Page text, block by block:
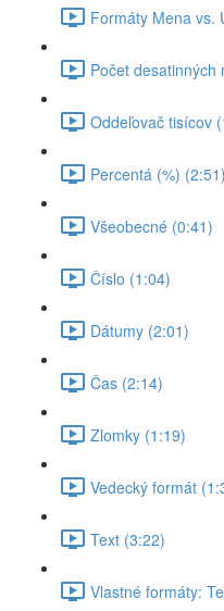
Formáty Mena vs.
Počet desatinných
Oddeľovač tisícov
Percentá (%) (2:51)
Všeobecné (0:41)
Číslo (1:04)
Dátumy (2:01)
Čas (2:14)
Zlomky (1:19)
Vedecký formát
Text (3:22)
Vlastné formáty: